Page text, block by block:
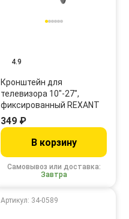
4.9
Кронштейн для
телевизора 10"-27",
фиксированный REXANT
Самовывоз или доставка:
Завтра
349 ₽
В корзину
Артикул: 34-0589